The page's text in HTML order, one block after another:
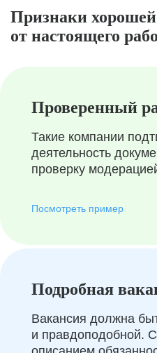
Признаки
от настоящего
Проверенный
Такие компании
деятельность
проверку
Посмотреть пример
Подробная
Вакансия должна
и правдоподобной.